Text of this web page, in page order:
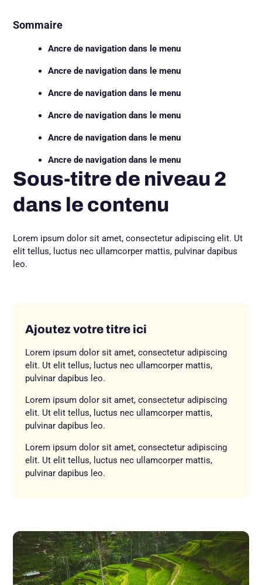
Sommaire
Ancre de navigation dans le menu
Ancre de navigation dans le menu
Ancre de navigation dans le menu
Ancre de navigation dans le menu
Ancre de navigation dans le menu
Ancre de navigation dans le menu
Sous-titre de niveau 2
dans le contenu
Lorem ipsum dolor sit amet, consectetur adipiscing elit. Ut
elit tellus, luctus nec ullamcorper mattis, pulvinar dapibus
leo.
Ajoutez votre titre ici
Lorem ipsum dolor sit amet, consectetur adipiscing
elit. Ut elit tellus, luctus nec ullamcorper mattis,
pulvinar dapibus leo.
Lorem ipsum dolor sit amet, consectetur adipiscing
elit. Ut elit tellus, luctus nec ullamcorper mattis,
pulvinar dapibus leo.
Lorem ipsum dolor sit amet, consectetur adipiscing
elit. Ut elit tellus, luctus nec ullamcorper mattis,
pulvinar dapibus leo.